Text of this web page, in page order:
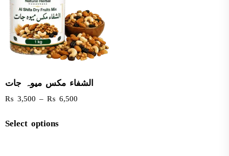
الشفاء مکس میوہ جات
₨ 3,500 – ₨ 6,500
Select options